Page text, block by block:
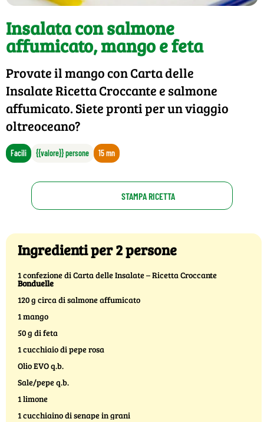
Insalata con salmone
affumicato, mango e feta
Provate il mango con Carta delle
Insalate Ricetta Croccante e salmone
affumicato. Siete pronti per un viaggio
oltreoceano?
Facili {{valore}} persone 15 mn
STAMPA RICETTA
Ingredienti per 2 persone
1 confezione di Carta delle Insalate – Ricetta Croccante
Bonduelle
120 g circa di salmone affumicato
1 mango
50 g di feta
1 cucchiaio di pepe rosa
Olio EVO q.b.
Sale/pepe q.b.
1 limone
1 cucchiaino di senape in grani